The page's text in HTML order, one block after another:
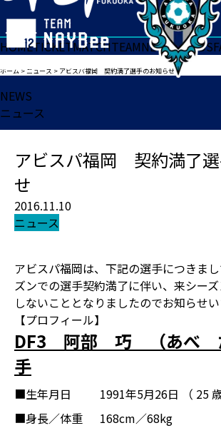
HOMETICKETMATCHTEAMNEWSGOODS
ホーム >ニュース > アビスパ福岡 契約満了選手のお知らせ
NEWS
ニュース
アビスパ福岡 契約満了選
せ
2016.11.10
ニュース
アビスパ福岡は、下記の選手につきま
ズンでの選手契約満了に伴い、来シー
しないこととなりましたのでお知らせい
【プロフィール】
DF3 阿部 巧 （あべ
手
■生年月日
1991年5月26日 （ 25 歳
■身長／体重
168cm／68kg